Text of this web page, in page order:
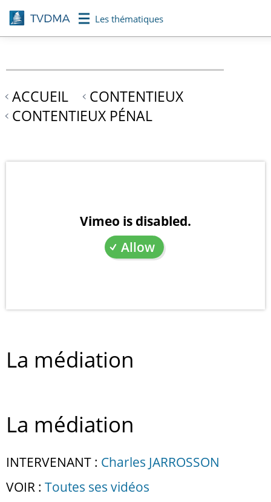
Aller
au
contenu
Les thématiques
ACCUEIL
CONTENTIEUX
CONTENTIEUX PÉNAL
Vimeo is disabled.
Allow
La médiation
La médiation
INTERVENANT : Charles JARROSSON
VOIR : Toutes ses vidéos